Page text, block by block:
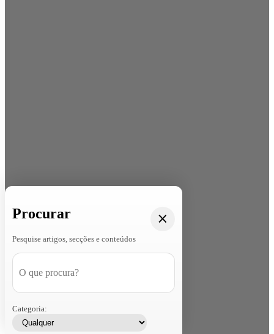
Procurar
Pesquise artigos, secções e conteúdos
Categoria: